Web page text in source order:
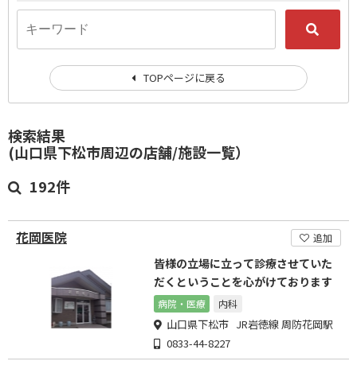
検索結果
(山口県下松市周辺の店舗/施設一覧）
192件
花岡医院 追加
皆様の立場に立って診療させていた
だくということを心がけております
病院・医療 内科
山口県下松市 JR岩徳線 周防花岡駅
0833-44-8227
TOPページに戻る